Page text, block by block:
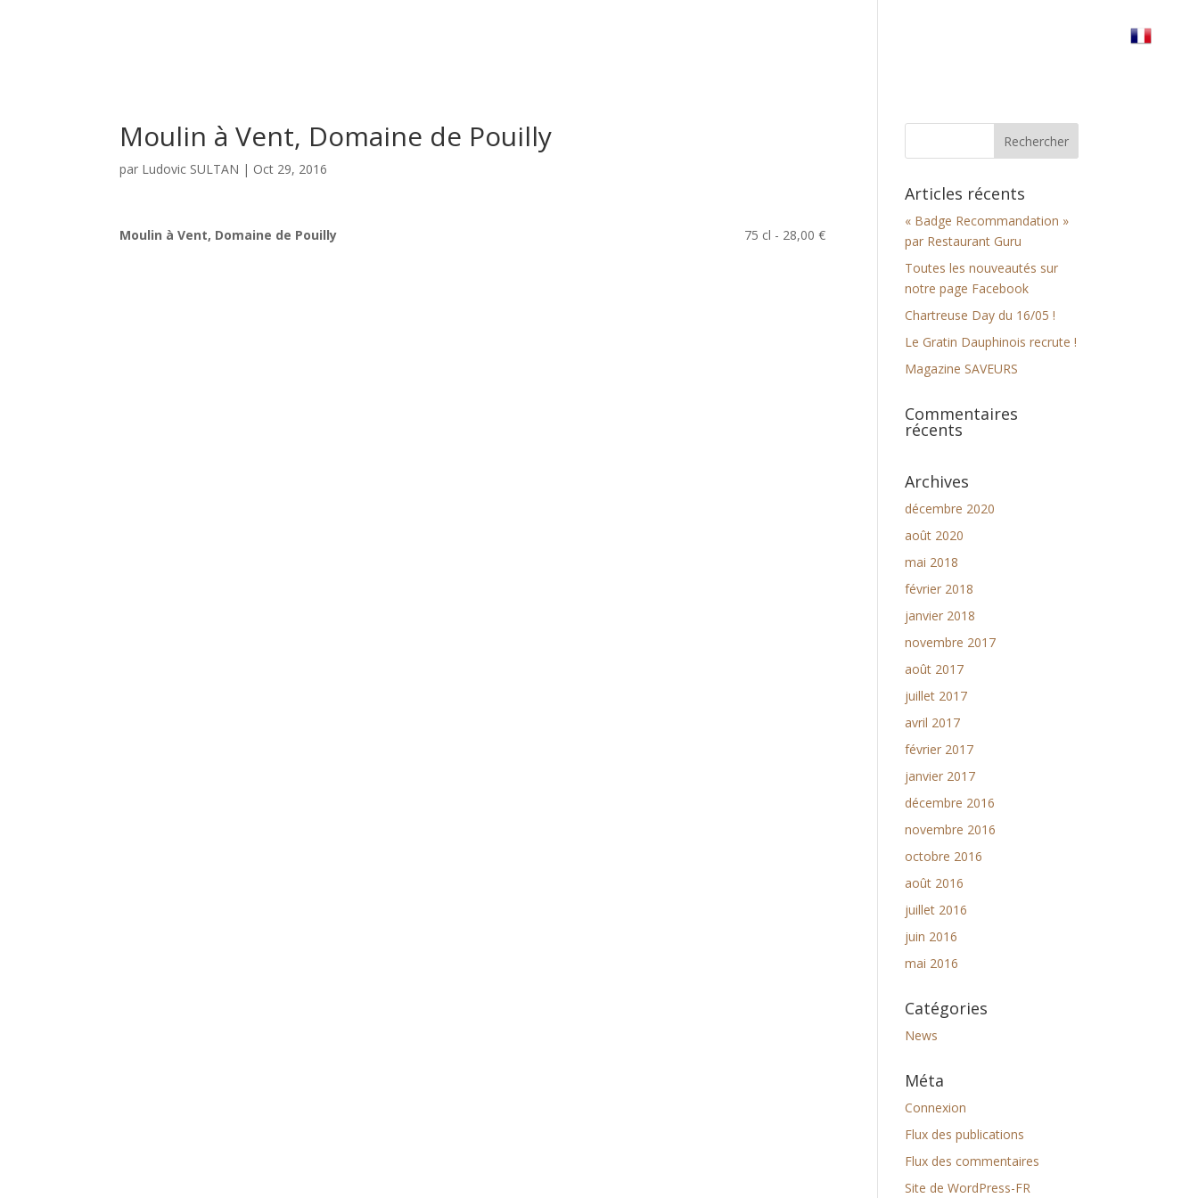
Moulin à Vent, Domaine de Pouilly
par Ludovic SULTAN | Oct 29, 2016
Moulin à Vent, Domaine de Pouilly 75 cl - 28,00 €
Articles récents
« Badge Recommandation »
par Restaurant Guru
Toutes les nouveautés sur
notre page Facebook
Chartreuse Day du 16/05 !
Le Gratin Dauphinois recrute !
Magazine SAVEURS
Commentaires
récents
Archives
décembre 2020
août 2020
mai 2018
février 2018
janvier 2018
novembre 2017
août 2017
juillet 2017
avril 2017
février 2017
janvier 2017
décembre 2016
novembre 2016
octobre 2016
août 2016
juillet 2016
juin 2016
mai 2016
Catégories
News
Méta
Connexion
Flux des publications
Flux des commentaires
Site de WordPress-FR